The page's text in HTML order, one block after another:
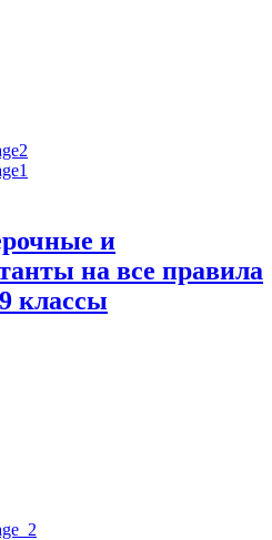
и
на все правила
классы